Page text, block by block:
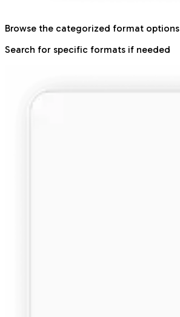
Browse the categorized format options
Search for specific formats if needed